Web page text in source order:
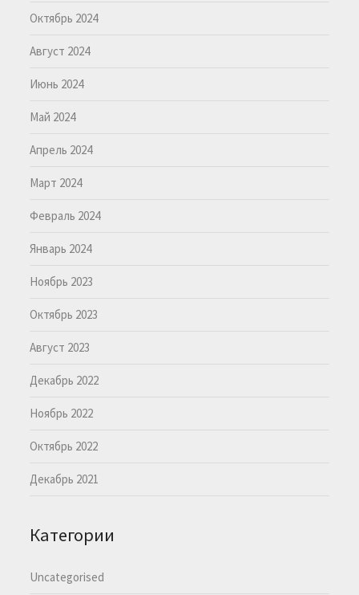
Октябрь 2024
Август 2024
Июнь 2024
Май 2024
Апрель 2024
Март 2024
Февраль 2024
Январь 2024
Ноябрь 2023
Октябрь 2023
Август 2023
Декабрь 2022
Ноябрь 2022
Октябрь 2022
Декабрь 2021
Категории
Uncategorised